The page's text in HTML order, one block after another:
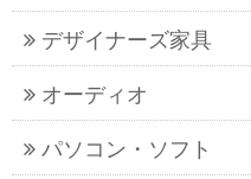
デザイナーズ家具
オーディオ
パソコン・ソフト